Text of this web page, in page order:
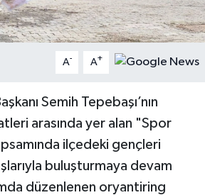
A- A+
Semih Tepebaşı’nın
arasında yer alan "Spor
ilçedeki gençleri
buluşturmaya devam
düzenlenen oryantiring